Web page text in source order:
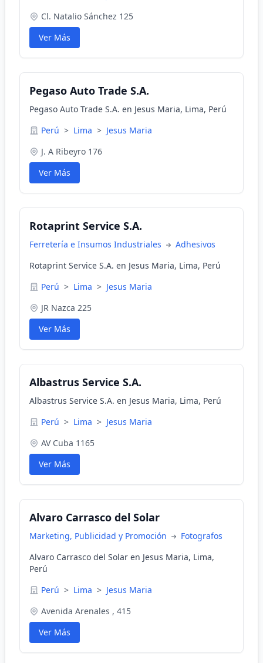
Cl. Natalio Sánchez 125
Ver Más
Pegaso Auto Trade S.A.
Pegaso Auto Trade S.A. en Jesus Maria, Lima, Perú
Perú > Lima > Jesus Maria
J. A Ribeyro 176
Ver Más
Rotaprint Service S.A.
Ferretería e Insumos Industriales
Adhesivos
Rotaprint Service S.A. en Jesus Maria, Lima, Perú
Perú > Lima > Jesus Maria
JR Nazca 225
Ver Más
Albastrus Service S.A.
Albastrus Service S.A. en Jesus Maria, Lima, Perú
Perú > Lima > Jesus Maria
AV Cuba 1165
Ver Más
Alvaro Carrasco del Solar
Marketing, Publicidad y Promoción
Fotografos
Alvaro Carrasco del Solar en Jesus Maria, Lima,
Perú
Perú > Lima > Jesus Maria
Avenida Arenales , 415
Ver Más